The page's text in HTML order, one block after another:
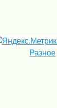
Разное